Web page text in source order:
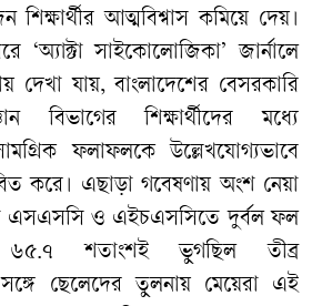
আত্মবিশ্বাস কমিয়ে দেয়।
‘অ্যাক্টা সাইকোলোজিকা’ জার্নালে
দেখা যায়, বাংলাদেশের বেসরকারি
বিভাগের শিক্ষার্থীদের মধ্যে
ফলাফলকে উল্লেখযোগ্যভাবে
করে। এছাড়া গবেষণায় অংশ নেয়া
এসএসসি ও এইচএসসিতে দুর্বল ফল
৬৫.৭ শতাংশই ভুগছিল তীব্র
ছেলেদের তুলনায় মেয়েরা এই